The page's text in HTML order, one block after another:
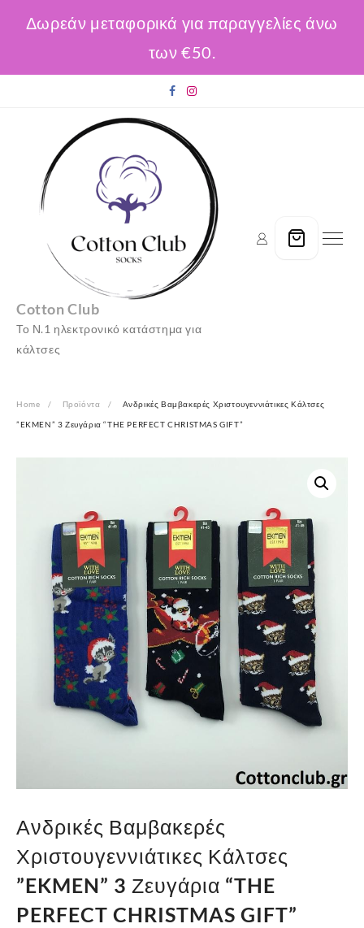
Δωρεάν μεταφορικά για παραγγελίες άνω
των €50.
Cotton Club
Το Ν.1 ηλεκτρονικό κατάστημα για
κάλτσες
Home Προϊόντα Ανδρικές Βαμβακερές Χριστουγεννιάτικες Κάλτσες
”EKMEN” 3 Ζευγάρια “THE PERFECT CHRISTMAS GIFT”
Ανδρικές Βαμβακερές
Χριστουγεννιάτικες Κάλτσες
”EKMEN” 3 Ζευγάρια “THE
PERFECT CHRISTMAS GIFT”